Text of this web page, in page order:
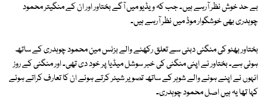
بے حد خوش نظر آرہے ہیں۔ جب کہ ویڈیو میں آگے بختاور اور ان کے منگیتر محمود
چوہدری بھی خوشگوار موڈ میں نظر آرہے ہیں۔
بختاور بھٹو کی منگنی دبئی سے تعلق رکھنے والے بزنس مین محمود چوہدری کے ساتھ
ہوئی ہے۔ بختاور نے اپنی منگنی کی خبر سوشل میڈیا پر خود دی تھی۔ اور منگنی کے روز
انہوں نے اپنے ہونے والے شوہر کے ساتھ تصویر شیئر کرتے ہوئے ان کا تعارف کراتے ہوئے
کہا تھا یہ ہیں اصل محمود چوہدری۔